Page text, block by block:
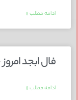
ادامه مطلب »
فال ابجد امروز
ادامه مطلب »